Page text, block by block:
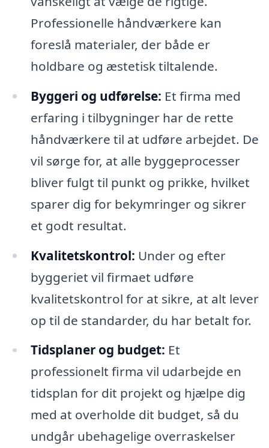
Professionelle håndværkere kan
foreslå materialer, der både er
holdbare og æstetisk tiltalende.
Byggeri og udførelse: Et firma med
erfaring i tilbygninger har de rette
håndværkere til at udføre arbejdet. De
vil sørge for, at alle byggeprocesser
bliver fulgt til punkt og prikke, hvilket
sparer dig for bekymringer og sikrer
et godt resultat.
Kvalitetskontrol: Under og efter
byggeriet vil firmaet udføre
kvalitetskontrol for at sikre, at alt lever
op til de standarder, du har betalt for.
Tidsplaner og budget: Et
professionelt firma vil udarbejde en
tidsplan for dit projekt og hjælpe dig
med at overholde dit budget, så du
undgår ubehagelige overraskelser